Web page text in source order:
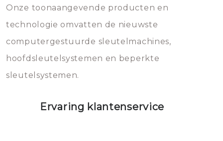
mee, die u gemakkelijk kunt
vermijden.
Onze toonaangevende producten en
technologie omvatten de nieuwste
computergestuurde sleutelmachines,
hoofdsleutelsystemen en beperkte
sleutelsystemen.
Ervaring klantenservice